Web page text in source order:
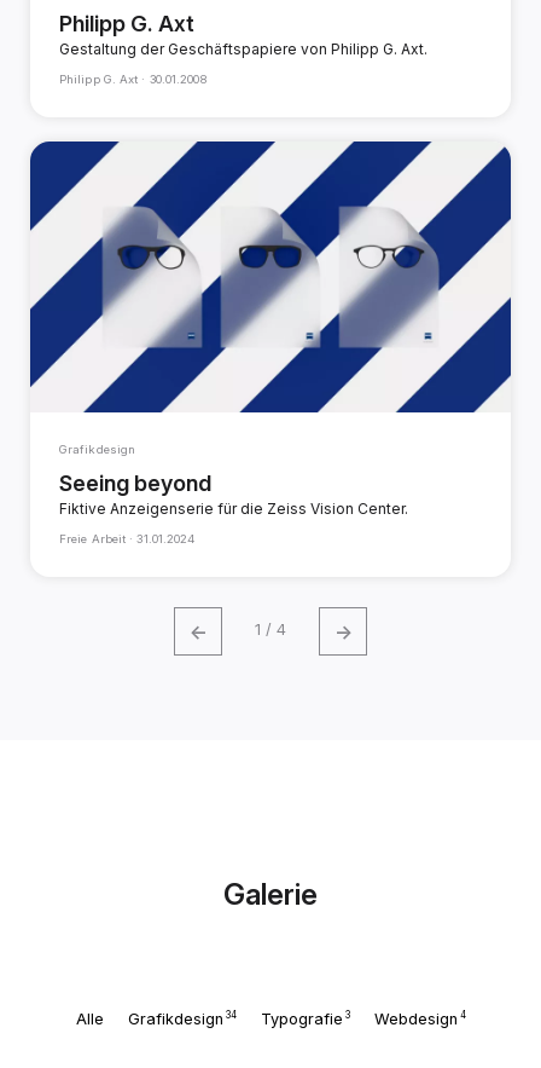
Philipp G. Axt
Gestaltung der Geschäftspapiere von Philipp G. Axt.
Philipp G. Axt · 30.01.2008
Grafikdesign
Seeing beyond
Fiktive Anzeigenserie für die Zeiss Vision Center.
Freie Arbeit ·31.01.2024
← 1 / 4 →
Galerie
Alle Grafikdesign 34 Typografie 3 Webdesign 4